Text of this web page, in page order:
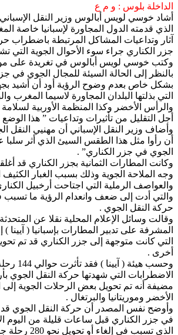
الداخلة بلوس : و م ع
أشاد خوسي لويس أبالوس وزير النقل الإسباني
الذي قدمته الدول المجاورة لإسبانيا خاصة
آثار وتداعيات المشاكل المرتبطة باضطراب
جزر الكناري جراء سوء الأحوال الجوية التي
وكتب خوسي لويس أبالوس في تغريدة على
بالنظر إلى الحالة السيئة للمجال الجوي في
بشكل خاص بعدم وضوح الرؤية أود أن أشيد
التي بذلتها البلدان المجاورة لاسيما المغرب
والرأس الأخضر وكذا المنظمة الأوربية
أجل التقليل من تأثيرات وتداعيات ” هذا الوضع
وأضاف وزير النقل الإسباني أن مهنيي النقل
أن رأوا مثل هذا الطقس السيئ الذي أثر سلبا
الجوي في جزر الكناري” .
وكانت المطارات الثمانية بجزر الكناري قد
وجه الملاحة الجوية وذلك بسبب الغبار الكثيف
والعواصف الرملية التي اجتاحت أرخبيل
والتي أدت إلى ضعف وانعدام الرؤية ما
حركة النقل الجوي .
وقالت وسائل الإعلام المحلية نقلا عن
المشرفة على تدبير المطارات بإسبانيا ( آيينا
التي كانت متوجهة إلى جزر الكناري قد تم
أخرى .
وحسب
الاضطرابات التي شهدتها حركة النقل الجوي
مضيفة أنه تم تحويل بعض الرحلات الجوية
الأخضر وموريتانيا والبرتغال .
وأوضح نفس المصدر أن حركة النقل الجوي قد
في جزر الكناري قبل ساعات قليلة من اليوم
الذي تسبب في إلغاء أو تحويل نحو 280 رحلة جوية .